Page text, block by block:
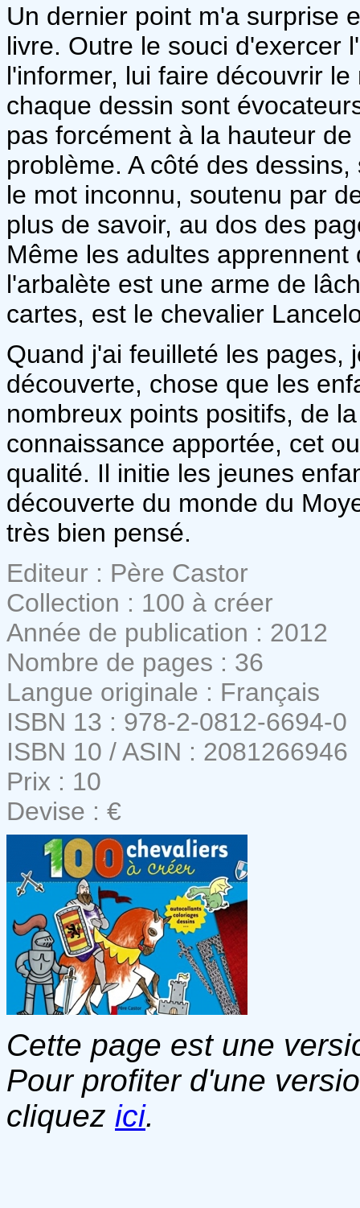
Un dernier point m'a surprise
livre. Outre le souci d'exercer
l'informer, lui faire découvrir
chaque dessin sont
pas forcément à la hauteur
problème. A côté des
le mot inconnu, soutenu par
plus de savoir, au dos des
Même les adultes
l'arbalète est une arme de
cartes, est le chevalier
Quand j'ai feuilleté les pages,
découverte, chose que les
nombreux points positifs, de
connaissance apportée, cet
qualité. Il initie les jeunes
découverte du monde du
très bien pensé.
Editeur : Père Castor
Collection : 100 à créer
Année de publication : 2012
Nombre de pages : 36
Langue originale : Français
ISBN 13 : 978-2-0812-6694-0
ISBN 10 / ASIN : 2081266946
Prix : 10
Devise : €
Cette page est une
Pour profiter d'une
cliquez ici.